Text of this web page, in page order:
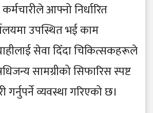
आफ्नो निर्धारित
उपस्थित भई काम
सेवा दिँदा चिकित्सकहरूले
सामग्रीको सिफारिस स्पष्ट
व्यवस्था गरिएको छ।